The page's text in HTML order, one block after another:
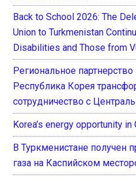
Back to School 2026: The
Union to Turkmenistan
Disabilities and Those from
Региональное
Республика Корея
сотрудничество с
Korea’s energy opportunity in
В Туркменистане
газа на Каспийском